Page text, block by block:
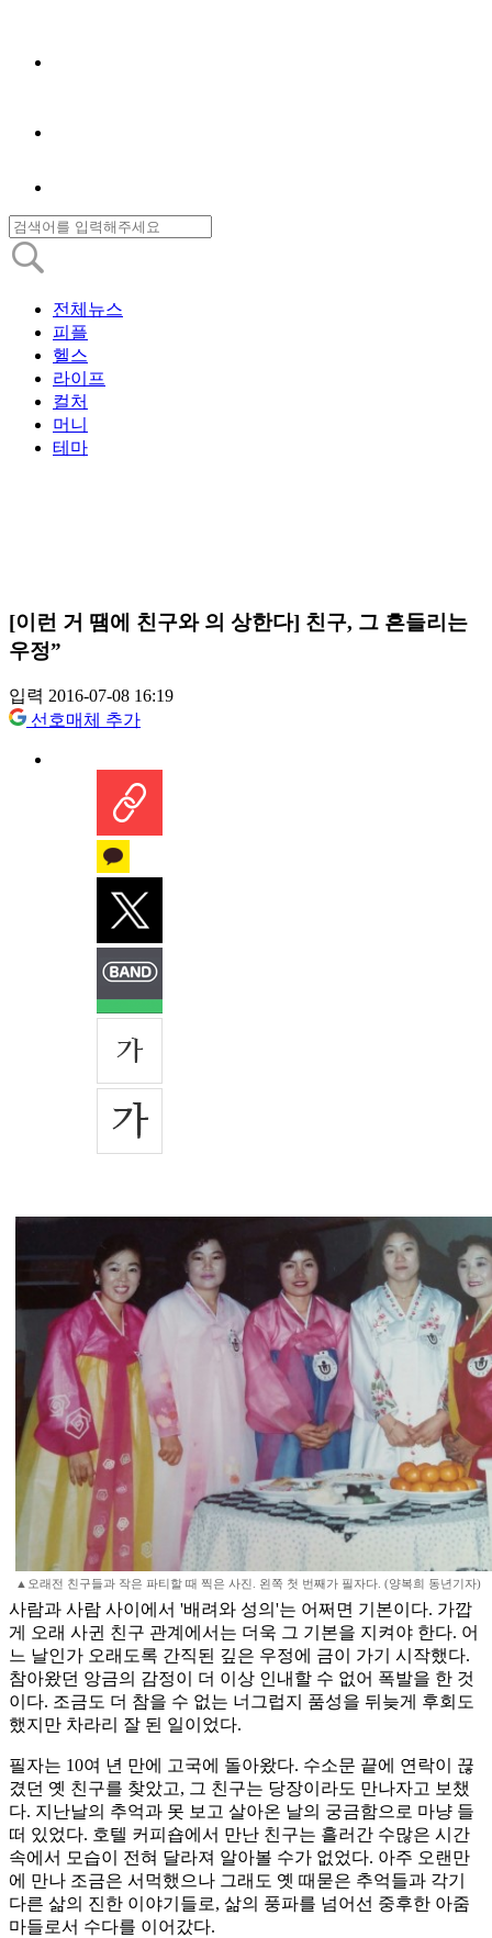
전체뉴스
피플
헬스
라이프
컬처
머니
테마
[이런 거 땜에 친구와 의 상한다] 친구, 그 흔들리는
우정”
입력 2016-07-08 16:19
선호매체 추가
▲오래전 친구들과 작은 파티할 때 찍은 사진. 왼쪽 첫 번째가 필자다. (양복희 동년기자)
사람과 사람 사이에서 '배려와 성의'는 어쩌면 기본이다. 가깝
게 오래 사귄 친구 관계에서는 더욱 그 기본을 지켜야 한다. 어
느 날인가 오래도록 간직된 깊은 우정에 금이 가기 시작했다.
참아왔던 앙금의 감정이 더 이상 인내할 수 없어 폭발을 한 것
이다. 조금도 더 참을 수 없는 너그럽지 품성을 뒤늦게 후회도
했지만 차라리 잘 된 일이었다.
필자는 10여 년 만에 고국에 돌아왔다. 수소문 끝에 연락이 끊
겼던 옛 친구를 찾았고, 그 친구는 당장이라도 만나자고 보챘
다. 지난날의 추억과 못 보고 살아온 날의 궁금함으로 마냥 들
떠 있었다. 호텔 커피숍에서 만난 친구는 흘러간 수많은 시간
속에서 모습이 전혀 달라져 알아볼 수가 없었다. 아주 오랜만
에 만나 조금은 서먹했으나 그래도 옛 때묻은 추억들과 각기
다른 삶의 진한 이야기들로, 삶의 풍파를 넘어선 중후한 아줌
마들로서 수다를 이어갔다.